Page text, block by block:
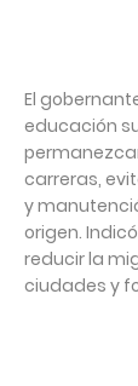
El
educación
carreras,
y
origen.
reducir la
ciudades y